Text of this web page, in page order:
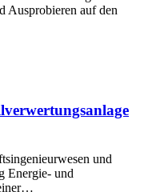
Ausprobieren auf den
und
Energie- und